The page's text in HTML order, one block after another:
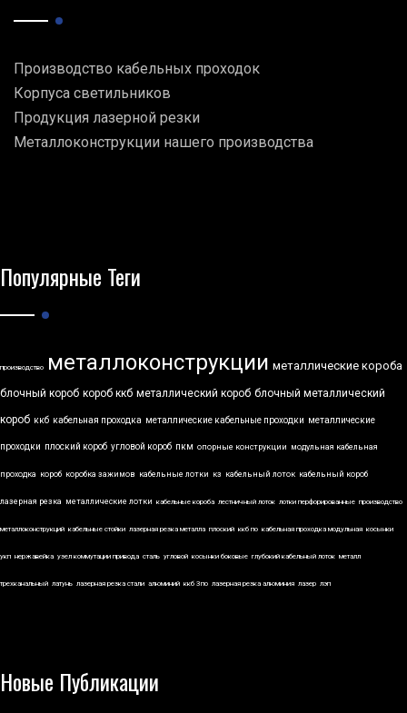
Производство кабельных проходок
Корпуса светильников
Продукция лазерной резки
Металлоконструкции нашего производства
Популярные Теги
производство металлоконструкции металлические короба
блочный короб короб ккб металлический короб блочный металлический
короб ккб кабельная проходка металлические кабельные проходки металлические
проходки плоский короб угловой короб пкм опорные конструкции модульная кабельная
проходка короб коробка зажимов кабельные лотки кз кабельный лоток кабельный короб
лазерная резка металлические лотки кабельные короба лестничный лоток лотки перфорированные производство
металлоконструкций кабельные стойки лазерная резка металла плоский ккб по кабельная проходка модульная косынки
укп нержавейка узел коммутации привода сталь угловой косынки боковые глубокий кабельный лоток металл
трехканальный латунь лазерная резка стали алюминий ккб 3по лазерная резка алюминия лазер лэп
Новые Публикации